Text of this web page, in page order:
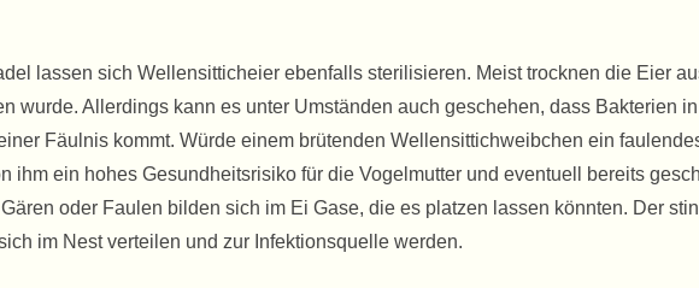
lassen sich Wellensitticheier ebenfalls sterilisieren. Meist trocknen die Eier
wurde. Allerdings kann es unter Umständen auch geschehen, dass Bakterien
Fäulnis kommt. Würde einem brütenden Wellensittichweibchen ein
ihm ein hohes Gesundheitsrisiko für die Vogelmutter und eventuell bereits
oder Faulen bilden sich im Ei Gase, die es platzen lassen könnten. Der
im Nest verteilen und zur Infektionsquelle werden.